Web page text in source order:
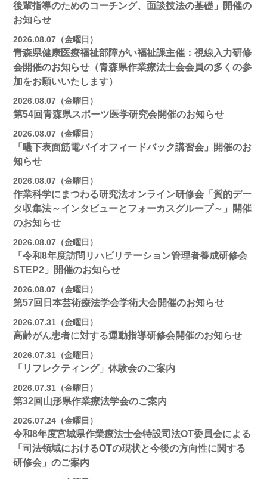
後輩指導のためのコーチング、面談技法の基礎」開催の
お知らせ
2026.08.07（金曜日）
青森県健康医療福祉部障がい福祉課主催：視線入力研修
会開催のお知らせ（青森県作業療法士会会員の多くの参
加をお願いいたします）
2026.08.07（金曜日）
第54回青森県スポーツ医学研究会開催のお知らせ
2026.08.07（金曜日）
「嚥下表面筋電バイオフィードバック講習会」開催のお
知らせ
2026.08.07（金曜日）
作業科学にまつわる研究法オンライン研修会「質的デー
タ収集法～インタビューとフォーカスグループ～」開催
のお知らせ
2026.08.07（金曜日）
「令和8年度訪問リハビリテーション管理者養成研修会
STEP2」開催のお知らせ
2026.08.07（金曜日）
第57回日本芸術療法学会学術大会開催のお知らせ
2026.07.31（金曜日）
高齢がん患者に対する運動指導研修会開催のお知らせ
2026.07.31（金曜日）
「リフレクティング」体験会のご案内
2026.07.31（金曜日）
第32回山形県作業療法学会のご案内
2026.07.24（金曜日）
令和8年度宮城県作業療法士会特設司法OT委員会による
「司法領域におけるOTの現状と今後の方向性に関する
研修会」のご案内